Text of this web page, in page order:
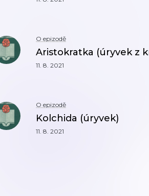
O epizodě
Aristokratka (úryvek z
11. 8. 2021
O epizodě
Kolchida (úryvek)
11. 8. 2021